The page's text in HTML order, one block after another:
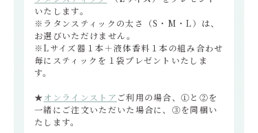
いたします。
※ラタンスティックの太さ（S・M・L）は、
お選びいただけません。
※Lサイズ器１本＋液体香料１本の組み合わせ
毎にスティックを１袋プレゼントいたしま
す。
★ オンラインストア ご利用の場合、①と②を
一緒にご注文いただいた場合に、③を同梱い
たします。